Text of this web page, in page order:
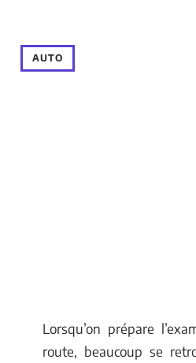
AUTO
Lorsqu’on prépare
route, beaucoup se